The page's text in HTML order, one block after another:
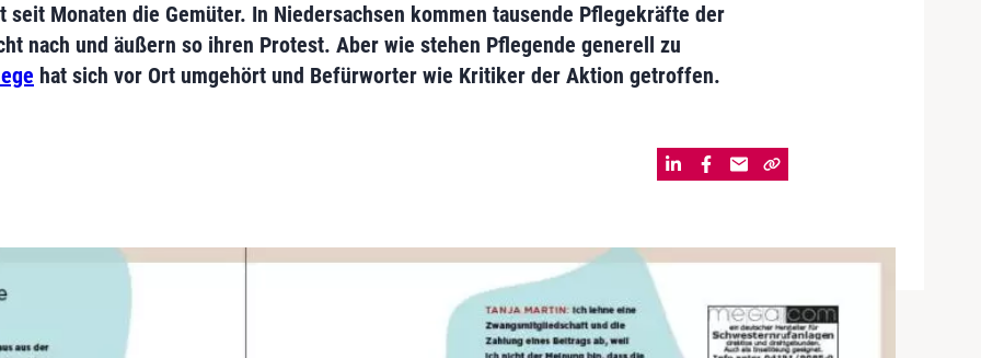
seit Monaten die Gemüter. In Niedersachsen kommen tausende Pflegekräfte der
nach und äußern so ihren Protest. Aber wie stehen Pflegende generell zu
hat sich vor Ort umgehört und Befürworter wie Kritiker der Aktion getroffen.